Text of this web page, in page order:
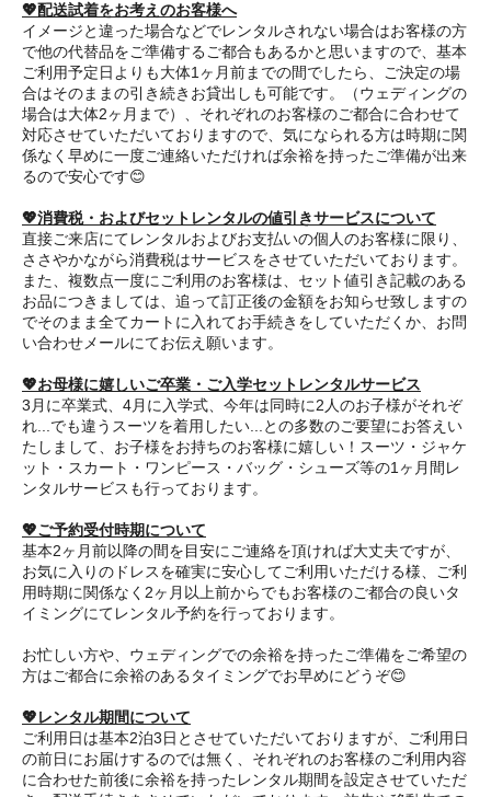
💖配送試着をお考えのお客様へ
イメージと違った場合などでレンタルされない場合はお客様の方
で他の代替品をご準備するご都合もあるかと思いますので、基本
ご利用予定日よりも大体1ヶ月前までの間でしたら、ご決定の場
合はそのままの引き続きお貸出しも可能です。（ウェディングの
場合は大体2ヶ月まで）、それぞれのお客様のご都合に合わせて
対応させていただいておりますので、気になられる方は時期に関
係なく早めに一度ご連絡いただければ余裕を持ったご準備が出来
るので安心です😊
💖消費税・およびセットレンタルの値引きサービスについて
直接ご来店にてレンタルおよびお支払いの個人のお客様に限り、
ささやかながら消費税はサービスをさせていただいております。
また、複数点一度にご利用のお客様は、セット値引き記載のある
お品につきましては、追って訂正後の金額をお知らせ致しますの
でそのまま全てカートに入れてお手続きをしていただくか、お問
い合わせメールにてお伝え願います。
💖お母様に嬉しいご卒業・ご入学セットレンタルサービス
3月に卒業式、4月に入学式、今年は同時に2人のお子様がそれぞ
れ...でも違うスーツを着用したい...との多数のご要望にお答えい
たしまして、お子様をお持ちのお客様に嬉しい！スーツ・ジャケ
ット・スカート・ワンピース・バッグ・シューズ等の1ヶ月間レ
ンタルサービスも行っております。
💖ご予約受付時期について
基本2ヶ月前以降の間を目安にご連絡を頂ければ大丈夫ですが、
お気に入りのドレスを確実に安心してご利用いただける様、ご利
用時期に関係なく2ヶ月以上前からでもお客様のご都合の良いタ
イミングにてレンタル予約を行っております。
お忙しい方や、ウェディングでの余裕を持ったご準備をご希望の
方はご都合に余裕のあるタイミングでお早めにどうぞ😊
💖レンタル期間について
ご利用日は基本2泊3日とさせていただいておりますが、ご利用日
の前日にお届けするのでは無く、それぞれのお客様のご利用内容
に合わせた前後に余裕を持ったレンタル期間を設定させていただ